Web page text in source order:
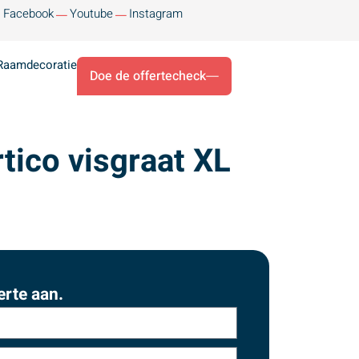
Facebook Youtube Instagram
Doe de offertecheck
visgraat XL
aan.